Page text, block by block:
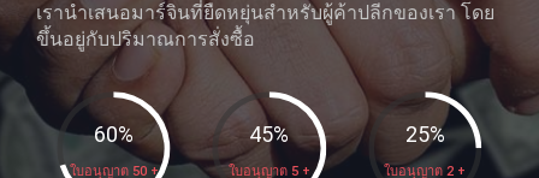
เรานําเสนอมาร์จินที่ยืดหยุ่นสําหรับผู้ค้าปลีกของเรา โดย
ขึ้นอยู่กับปริมาณการสั่งซื้อ
60%
ใบอนุญาต 50 +
45%
ใบอนุญาต 5 +
25%
ใบอนุญาต 2 +